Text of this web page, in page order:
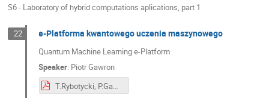
S6 - Laboratory of hybrid computations aplications, part 1
22 e-Platforma kwantowego uczenia maszynowego
Quantum Machine Learning e-Platform
Speaker: Piotr Gawron
T.Rybotycki, P.Gawron-E-platform for Quantum Machine Learning.pdf